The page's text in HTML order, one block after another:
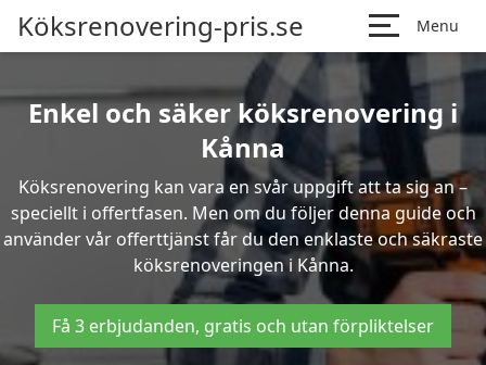
Köksrenovering-pris.se Menu
Enkel och säker köksrenovering i
Kånna
Köksrenovering kan vara en svår uppgift att ta sig an –
speciellt i offertfasen. Men om du följer denna guide och
använder vår offerttjänst får du den enklaste och säkraste
köksrenoveringen i Kånna.
Få 3 erbjudanden, gratis och utan förpliktelser